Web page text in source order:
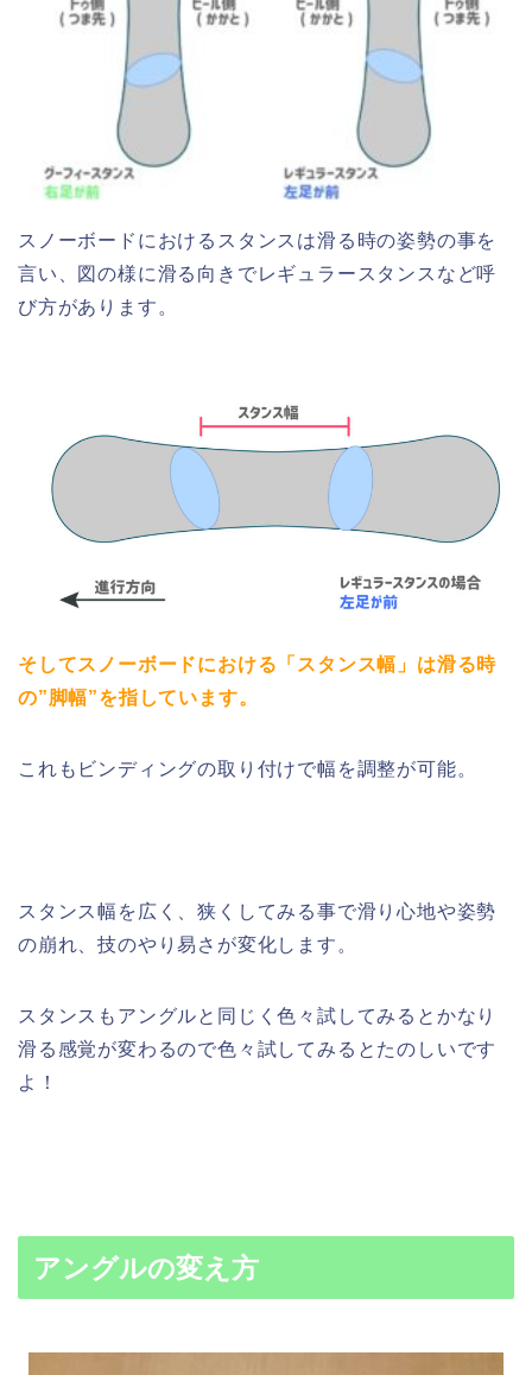
スノーボードにおけるスタンスは滑る時の姿勢の事を
言い、図の様に滑る向きでレギュラースタンスなど呼
び方があります。
そしてスノーボードにおける「スタンス幅」は滑る時
の”脚幅”を指しています。
これもビンディングの取り付けで幅を調整が可能。
スタンス幅を広く、狭くしてみる事で滑り心地や姿勢
の崩れ、技のやり易さが変化します。
スタンスもアングルと同じく色々試してみるとかなり
滑る感覚が変わるので色々試してみるとたのしいです
よ！
アングルの変え方